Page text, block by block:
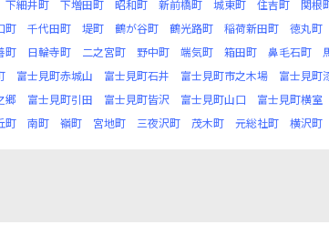
下細井町 下増田町 昭和町 新前橋町 城東町 住吉町 関根
町 千代田町 堤町 鶴が谷町 鶴光路町 稲荷新田町 徳丸町
町 日輪寺町 二之宮町 野中町 端気町 箱田町 鼻毛石町
富士見町赤城山 富士見町石井 富士見町市之木場 富士見町
郷 富士見町引田 富士見町皆沢 富士見町山口 富士見町横室
町 南町 嶺町 宮地町 三夜沢町 茂木町 元総社町 横沢町